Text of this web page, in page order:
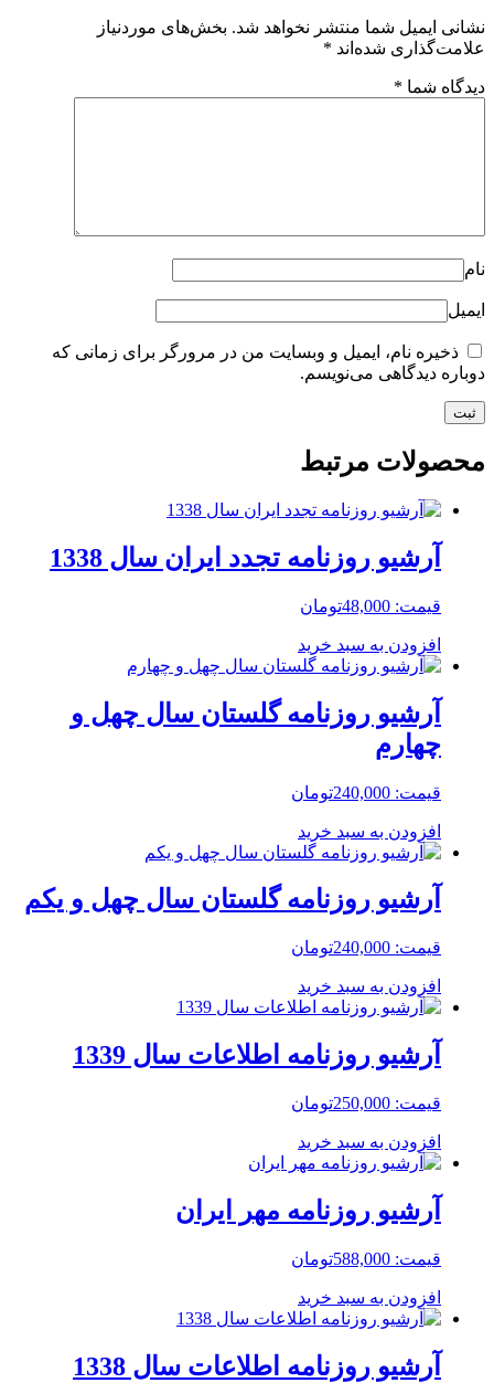
نشانی ایمیل شما منتشر نخواهد شد. بخش‌های موردنیاز
علامت‌گذاری شده‌اند *
دیدگاه شما *
نام
ایمیل
ذخیره نام، ایمیل و وبسایت من در مرورگر برای زمانی که
دوباره دیدگاهی می‌نویسم.
محصولات مرتبط
آرشیو روزنامه تجدد ایران سال 1338
قیمت: 48,000تومان
افزودن به سبد خرید
آرشیو روزنامه گلستان سال چهل و
چهارم
قیمت: 240,000تومان
افزودن به سبد خرید
آرشیو روزنامه گلستان سال چهل و یکم
قیمت: 240,000تومان
افزودن به سبد خرید
آرشیو روزنامه اطلاعات سال 1339
قیمت: 250,000تومان
افزودن به سبد خرید
آرشیو روزنامه مهر ایران
قیمت: 588,000تومان
افزودن به سبد خرید
آرشیو روزنامه اطلاعات سال 1338